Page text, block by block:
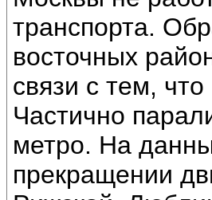
транспорта.
восточных
связи с тем,
Частично
метро. На
прекращении